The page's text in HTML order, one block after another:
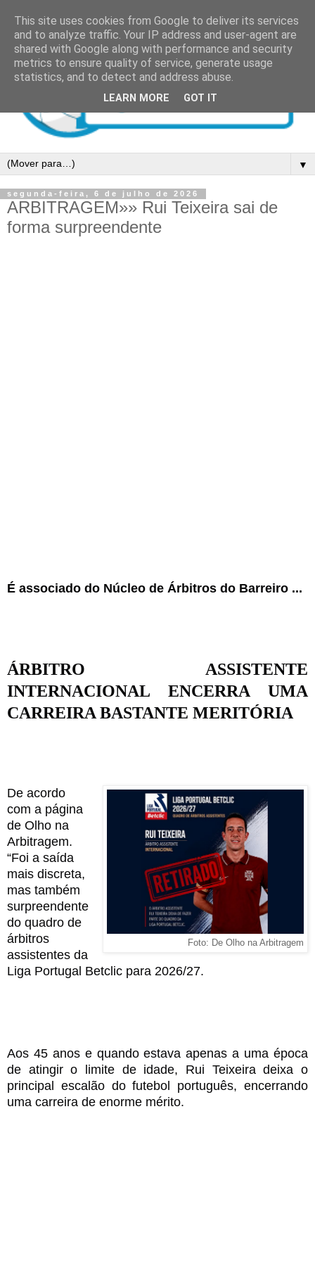
▼
segunda-feira, 6 de julho de 2026
ARBITRAGEM»» Rui Teixeira sai de
forma surpreendente
É associado do Núcleo de Árbitros do Barreiro ...
ÁRBITRO ASSISTENTE
INTERNACIONAL ENCERRA UMA
CARREIRA BASTANTE MERITÓRIA
Foto: De Olho na Arbitragem
De acordo
com a página
de Olho na
Arbitragem.
“Foi a saída
mais discreta,
mas também
surpreendente
do quadro de
árbitros
assistentes da
Liga Portugal Betclic para 2026/27.
Aos 45 anos e quando estava apenas a uma época
de atingir o limite de idade, Rui Teixeira deixa o
principal escalão do futebol português, encerrando
uma carreira de enorme mérito.
This site uses cookies from Google to deliver its services
and to analyze traffic. Your IP address and user-agent are
shared with Google along with performance and security
metrics to ensure quality of service, generate usage
statistics, and to detect and address abuse.
LEARN MORE GOT IT